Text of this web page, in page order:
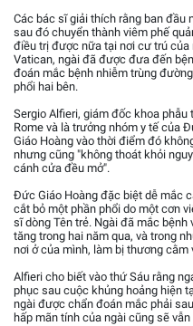
Các bác sĩ giải thích rằng ban đầu
sau đó chuyển thành viêm phế
điều trị được nữa tại nơi cư trú
Vatican, ngài đã được đưa đến
đoán mắc bệnh nhiễm trùng
phổi hai bên.
Sergio Alfieri, giám đốc khoa phẫu
Rome và là trưởng nhóm y tế của
Giáo Hoàng vào thời điểm đó
nhưng cũng "không thoát khỏi
cánh cửa đều mở".
Đức Giáo Hoàng đặc biệt dễ mắc
cắt bỏ một phần phổi do một cơn
sĩ dòng Tên trẻ. Ngài đã mắc
tăng trong hai năm qua, và trong
nơi ở của mình, làm bị thương cằm
Alfieri cho biết vào thứ Sáu rằng
phục sau cuộc khủng hoảng hiện
ngài được chẩn đoán mắc phải
hấp mãn tính của ngài cũng sẽ vẫn